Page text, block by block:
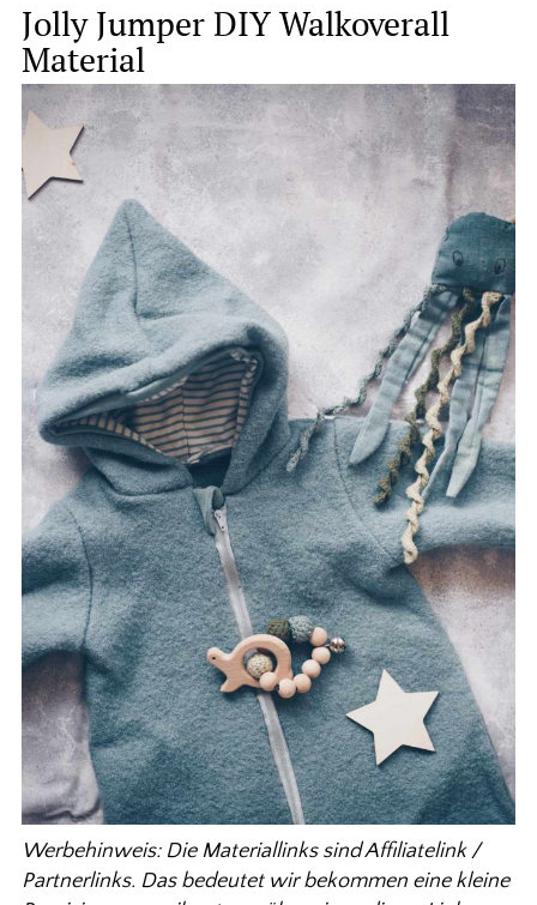
Jolly Jumper DIY Walkoverall
Material
Werbehinweis: Die Materiallinks sind Affiliatelink /
Partnerlinks. Das bedeutet wir bekommen eine kleine